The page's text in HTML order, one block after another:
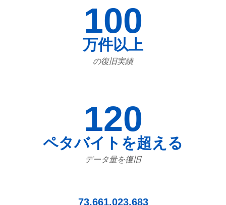
100
万件以上
の復旧実績
120
ペタバイトを超える
データ量を復旧
73,661,023,683